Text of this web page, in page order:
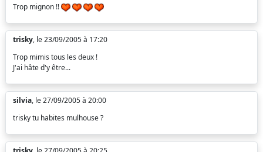
Trop mignon !!
trisky, le 23/09/2005 à 17:20
Trop mimis tous les deux !
J'ai hâte d'y être...
silvia, le 27/09/2005 à 20:00
trisky tu habites mulhouse ?